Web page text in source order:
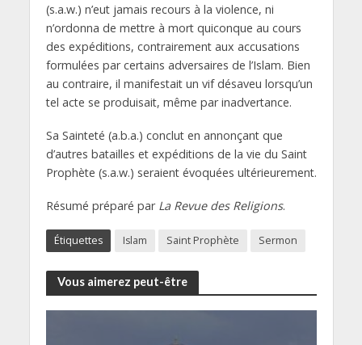
(s.a.w.) n’eut jamais recours à la violence, ni
n’ordonna de mettre à mort quiconque au cours
des expéditions, contrairement aux accusations
formulées par certains adversaires de l’Islam. Bien
au contraire, il manifestait un vif désaveu lorsqu’un
tel acte se produisait, même par inadvertance.
Sa Sainteté (a.b.a.) conclut en annonçant que
d’autres batailles et expéditions de la vie du Saint
Prophète (s.a.w.) seraient évoquées ultérieurement.
Résumé préparé par La Revue des Religions.
Étiquettes Islam Saint Prophète Sermon
Vous aimerez peut-être